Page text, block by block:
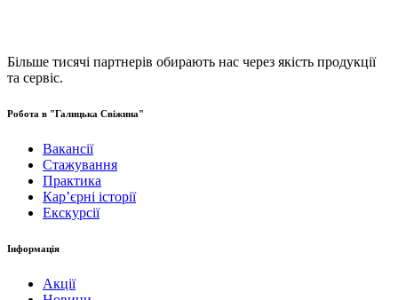
Більше тисячі партнерів обирають нас через якість продукції
та сервіс.
Робота в "Галицька Свіжина"
Вакансії
Стажування
Практика
Карʼєрні історії
Екскурсії
Інформація
Акції